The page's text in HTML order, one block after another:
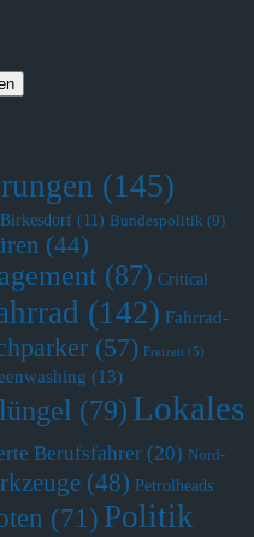
(145)
Birkesdorf (11) Bundespolitik (9)
(44)
(87) Critical
(142) Fahrrad-
(57) Freizeit (5)
(13)
(79) Lokales
Berufsfahrer (20) Nord-
(48) Petrolheads
(71) Politik